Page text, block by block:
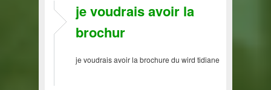
je voudrais avoir la
brochur
je voudrais avoir la brochure du wird tidiane